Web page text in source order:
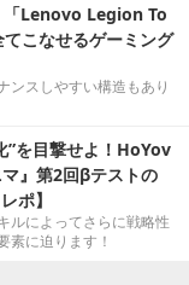
「Lenovo Legion To
こなせるゲーミング
ンスしやすい構造もあり
”を目撃せよ！HoYov
』第2回βテストの
ポ】
ルによってさらに戦略性
素に迫ります！